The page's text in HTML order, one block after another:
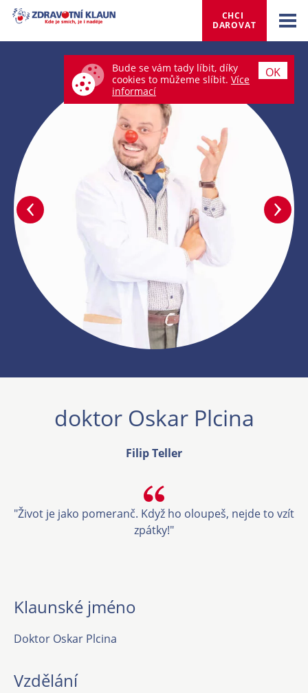
CHCI
DAROVAT
doktor Oskar Plcina
Filip Teller
"Život je jako pomeranč. Když ho oloupeš, nejde to vzít
zpátky!"
Klaunské jméno
Doktor Oskar Plcina
Vzdělání
Bude se vám tady líbit, díky
cookies to můžeme slíbit. Více
informací
OK